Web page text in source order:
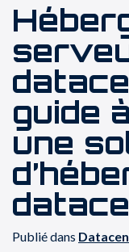
guide
une
Publié dans